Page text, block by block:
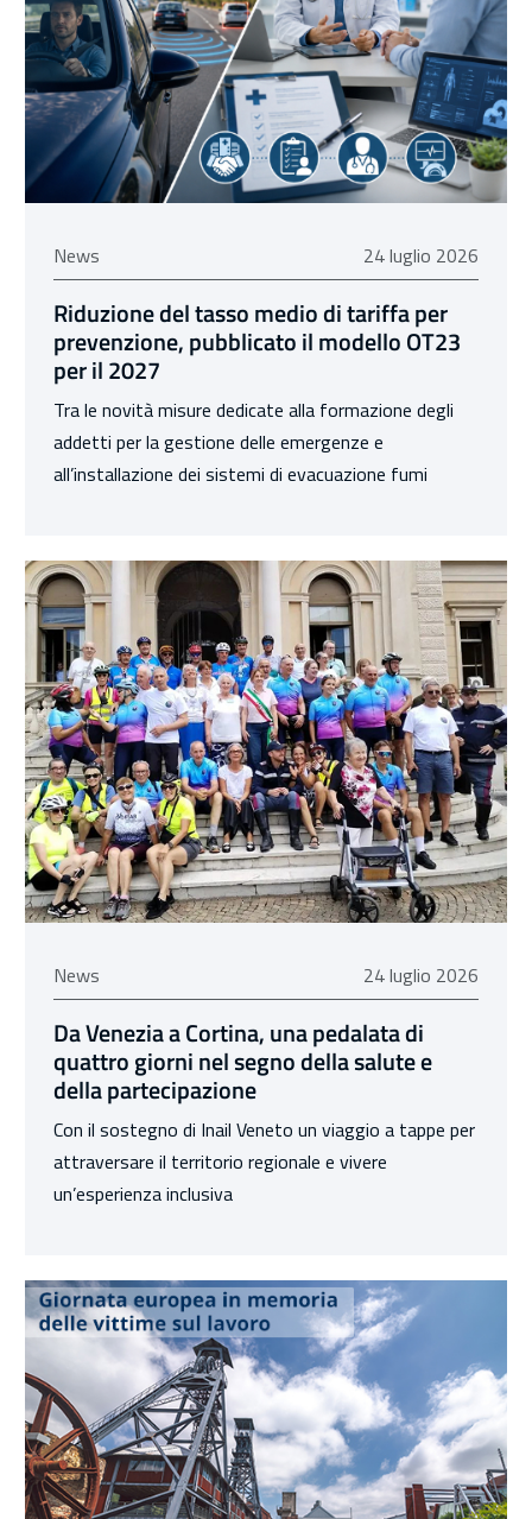
News 24 luglio 2026
24 luglio 2026
Riduzione del tasso medio di tariffa per
prevenzione, pubblicato il modello OT23
per il 2027
Tra le novità misure dedicate alla formazione degli
addetti per la gestione delle emergenze e
all’installazione dei sistemi di evacuazione fumi
News 24 luglio 2026
24 luglio 2026
Da Venezia a Cortina, una pedalata di
quattro giorni nel segno della salute e
della partecipazione
Con il sostegno di Inail Veneto un viaggio a tappe per
attraversare il territorio regionale e vivere
un’esperienza inclusiva